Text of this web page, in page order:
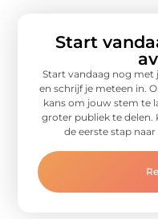
Start
Start vandaag nog
en schrijf je meteen in.
kans om jouw stem te
groter publiek te delen.
de eerste stap